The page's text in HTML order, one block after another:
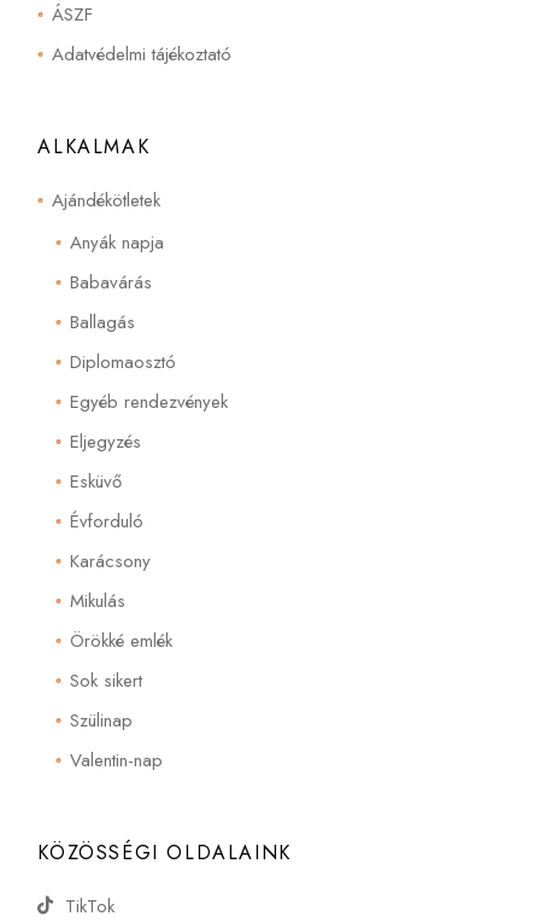
ÁSZF
Adatvédelmi tájékoztató
ALKALMAK
Ajándékötletek
Anyák napja
Babavárás
Ballagás
Diplomaosztó
Egyéb rendezvények
Eljegyzés
Esküvő
Évforduló
Karácsony
Mikulás
Örökké emlék
Sok sikert
Szülinap
Valentin-nap
KÖZÖSSÉGI OLDALAINK
TikTok